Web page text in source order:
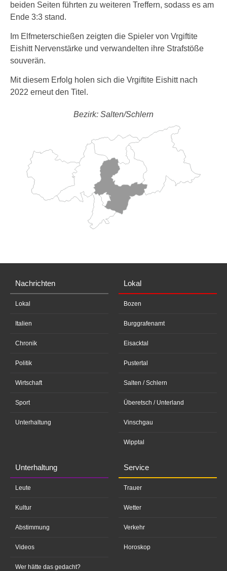
beiden Seiten führten zu weiteren Treffern, sodass es am
Ende 3:3 stand.
Im Elfmeterschießen zeigten die Spieler von Vrgiftite
Eishitt Nervenstärke und verwandelten ihre Strafstöße
souverän.
Mit diesem Erfolg holen sich die Vrgiftite Eishitt nach
2022 erneut den Titel.
Bezirk: Salten/Schlern
Nachrichten
Lokal
Italien
Chronik
Politik
Wirtschaft
Sport
Unterhaltung
Lokal
Bozen
Burggrafenamt
Eisacktal
Pustertal
Salten / Schlern
Überetsch / Unterland
Vinschgau
Wipptal
Unterhaltung
Leute
Kultur
Abstimmung
Videos
Wer hätte das gedacht?
Service
Trauer
Wetter
Verkehr
Horoskop